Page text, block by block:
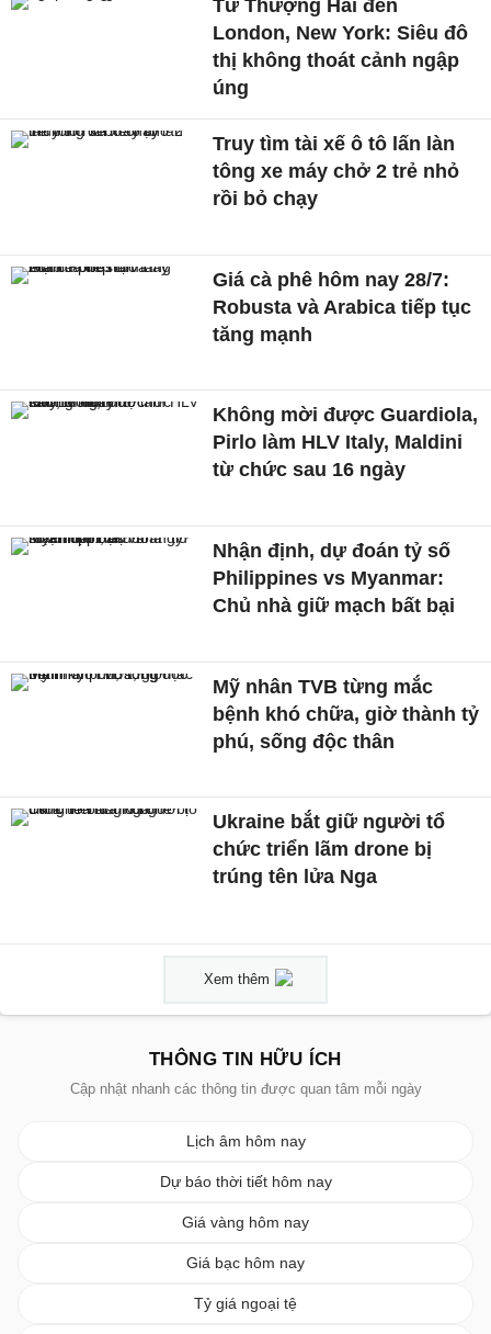
Từ Thượng Hải đến
London, New York: Siêu đô
thị không thoát cảnh ngập
úng
Truy tìm tài xế ô tô lấn làn
tông xe máy chở 2 trẻ nhỏ
rồi bỏ chạy
Giá cà phê hôm nay 28/7:
Robusta và Arabica tiếp tục
tăng mạnh
Không mời được Guardiola,
Pirlo làm HLV Italy, Maldini
từ chức sau 16 ngày
Nhận định, dự đoán tỷ số
Philippines vs Myanmar:
Chủ nhà giữ mạch bất bại
Mỹ nhân TVB từng mắc
bệnh khó chữa, giờ thành tỷ
phú, sống độc thân
Ukraine bắt giữ người tổ
chức triển lãm drone bị
trúng tên lửa Nga
Xem thêm
THÔNG TIN HỮU ÍCH
Cập nhật nhanh các thông tin được quan tâm mỗi ngày
Lịch âm hôm nay
Dự báo thời tiết hôm nay
Giá vàng hôm nay
Giá bạc hôm nay
Tỷ giá ngoại tệ